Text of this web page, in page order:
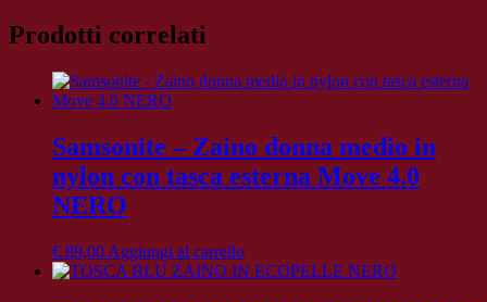
Prodotti correlati
Samsonite – Zaino donna medio in
nylon con tasca esterna Move 4.0
NERO
€ 89,00 Aggiungi al carrello